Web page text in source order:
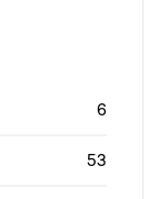
6
53